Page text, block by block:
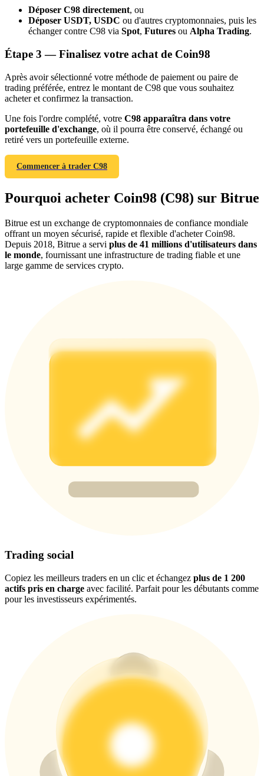
Invitez un ami pour recevoir des récompenses en espèces
BTC Welcome Rewards
Deposit CASHCAT & Win
Share 500000 CASHCAT prize pool
Exclusive for BitMart Users
USDT New User Exclusive 10% APR
USDT Flexible Staking | Daily Rewards
BTC Flexible Staking | Daily Rewards
Déposer C98 directement, ou
Déposer USDT, USDC ou d'autres cryptomonnaies, puis les
échanger contre C98 via Spot, Futures ou Alpha Trading.
Étape 3 —Finalisez votre achat de Coin98
Après avoir sélectionné votre méthode de paiement ou paire de
trading préférée, entrez le montant de C98 que vous souhaitez
acheter et confirmez la transaction.
Une fois l'ordre complété, votre C98 apparaîtra dans votre
portefeuille d'exchange, où il pourra être conservé, échangé ou
retiré vers un portefeuille externe.
Commencer à trader C98
Pourquoi acheter Coin98 (C98) sur Bitrue
Bitrue est un exchange de cryptomonnaies de confiance mondiale
offrant un moyen sécurisé, rapide et flexible d'acheter Coin98.
Depuis 2018, Bitrue a servi plus de 41 millions d'utilisateurs dans
le monde, fournissant une infrastructure de trading fiable et une
large gamme de services crypto.
Trading social
Copiez les meilleurs traders en un clic et échangez plus de 1 200
actifs pris en charge avec facilité. Parfait pour les débutants comme
pour les investisseurs expérimentés.